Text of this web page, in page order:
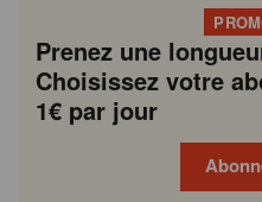
Prenez une
Choisissez votre
1€ par jour